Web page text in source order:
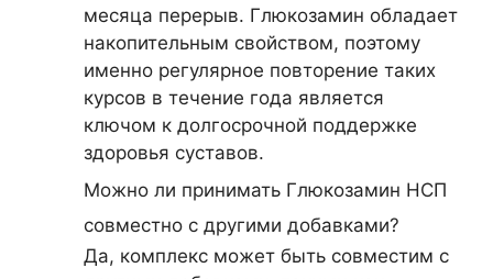
месяца перерыв. Глюкозамин обладает
накопительным свойством, поэтому
именно регулярное повторение таких
курсов в течение года является
ключом к долгосрочной поддержке
здоровья суставов.
Можно ли принимать Глюкозамин НСП
совместно с другими добавками?
Да, комплекс может быть совместим с